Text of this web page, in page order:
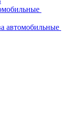
автомобильные